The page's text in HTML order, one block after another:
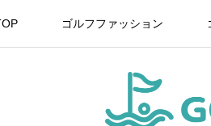
ゴルフファッション